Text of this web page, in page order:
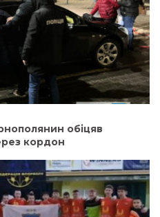
обіцяв
кордон